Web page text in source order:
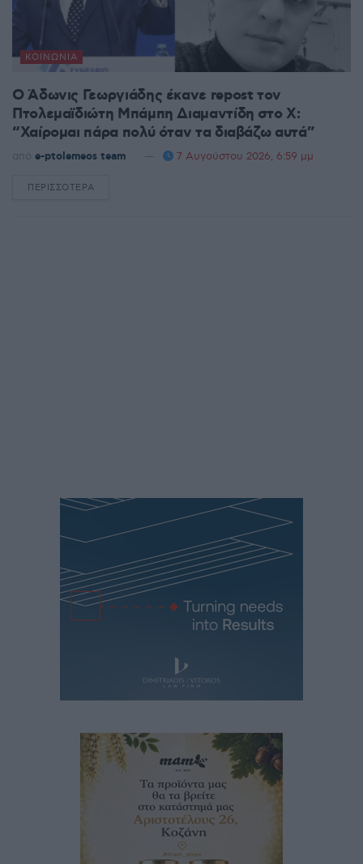
ΚΟΙΝΩΝΊΑ
Ο Άδωνις Γεωργιάδης έκανε repost τον
Πτολεμαϊδιώτη Μπάμπη Διαμαντίδη στο X:
“Χαίρομαι πάρα πολύ όταν τα διαβάζω αυτά”
από e-ptolemeos team 7 Αυγούστου 2026, 6:59 μμ
ΠΕΡΙΣΣΌΤΕΡΑ